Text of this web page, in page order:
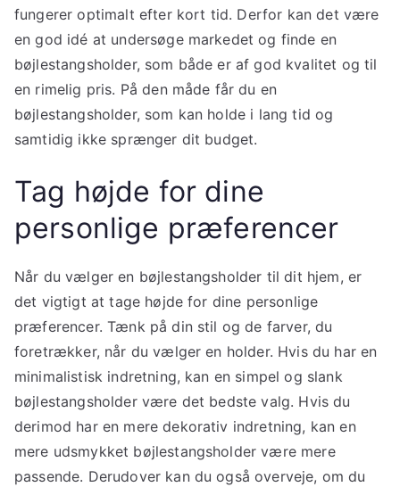
fungerer optimalt efter kort tid. Derfor kan det være
en god idé at undersøge markedet og finde en
bøjlestangsholder, som både er af god kvalitet og til
en rimelig pris. På den måde får du en
bøjlestangsholder, som kan holde i lang tid og
samtidig ikke sprænger dit budget.
Tag højde for dine
personlige præferencer
Når du vælger en bøjlestangsholder til dit hjem, er
det vigtigt at tage højde for dine personlige
præferencer. Tænk på din stil og de farver, du
foretrækker, når du vælger en holder. Hvis du har en
minimalistisk indretning, kan en simpel og slank
bøjlestangsholder være det bedste valg. Hvis du
derimod har en mere dekorativ indretning, kan en
mere udsmykket bøjlestangsholder være mere
passende. Derudover kan du også overveje, om du